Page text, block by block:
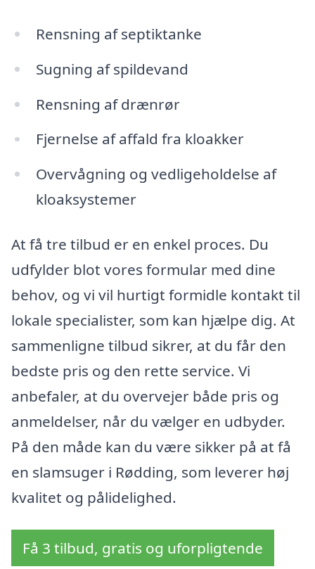
Rensning af septiktanke
Sugning af spildevand
Rensning af drænrør
Fjernelse af affald fra kloakker
Overvågning og vedligeholdelse af
kloaksystemer
At få tre tilbud er en enkel proces. Du
udfylder blot vores formular med dine
behov, og vi vil hurtigt formidle kontakt til
lokale specialister, som kan hjælpe dig. At
sammenligne tilbud sikrer, at du får den
bedste pris og den rette service. Vi
anbefaler, at du overvejer både pris og
anmeldelser, når du vælger en udbyder.
På den måde kan du være sikker på at få
en slamsuger i Rødding, som leverer høj
kvalitet og pålidelighed.
Få 3 tilbud, gratis og uforpligtende